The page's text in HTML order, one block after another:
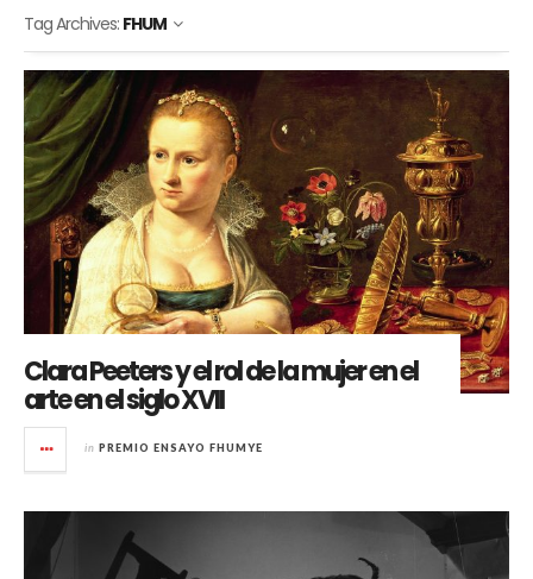
Tag Archives: FHUM
Clara Peeters y el rol de la mujer en el
arte en el siglo XVII
in PREMIO ENSAYO FHUMYE